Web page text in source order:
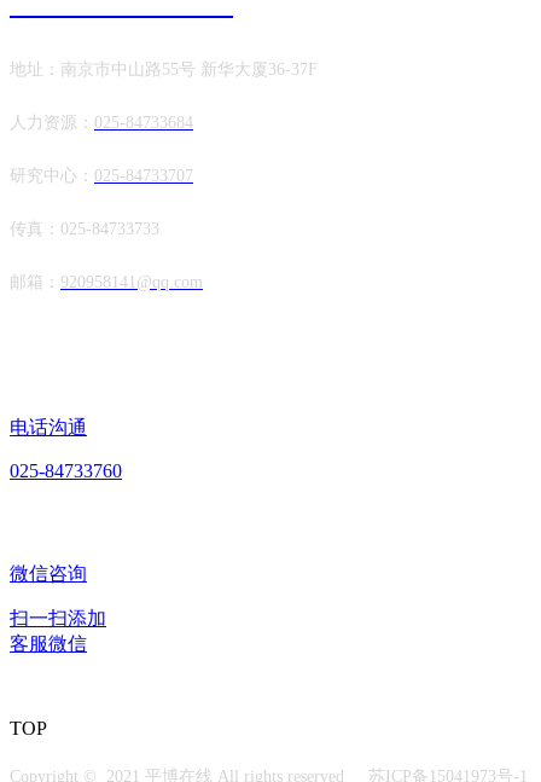
地址：南京市中山路55号 新华大厦36-37F
人力资源： 025-84733684
研究中心： 025-84733707
传真：025-84733733
邮箱： 920958141@qq.com
电话沟通
025-84733760
微信咨询
扫一扫添加
客服微信
TOP
Copyright © 2021 平博在线 All rights reserved 苏ICP备15041973号-1